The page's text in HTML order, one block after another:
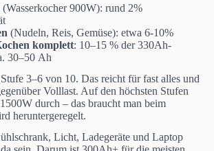
(Wasserkocher 900W): rund 2%
(Nudeln, Reis, Gemüse): etwa 6-10%
komplett: 10–15 % der 330Ah-
30–50 Ah
3–6 von 10. Das reicht für fast alles und
Volllast. Auf den höchsten Stufen
durch – das braucht man beim
heruntergeregelt.
Licht, Ladegeräte und Laptop